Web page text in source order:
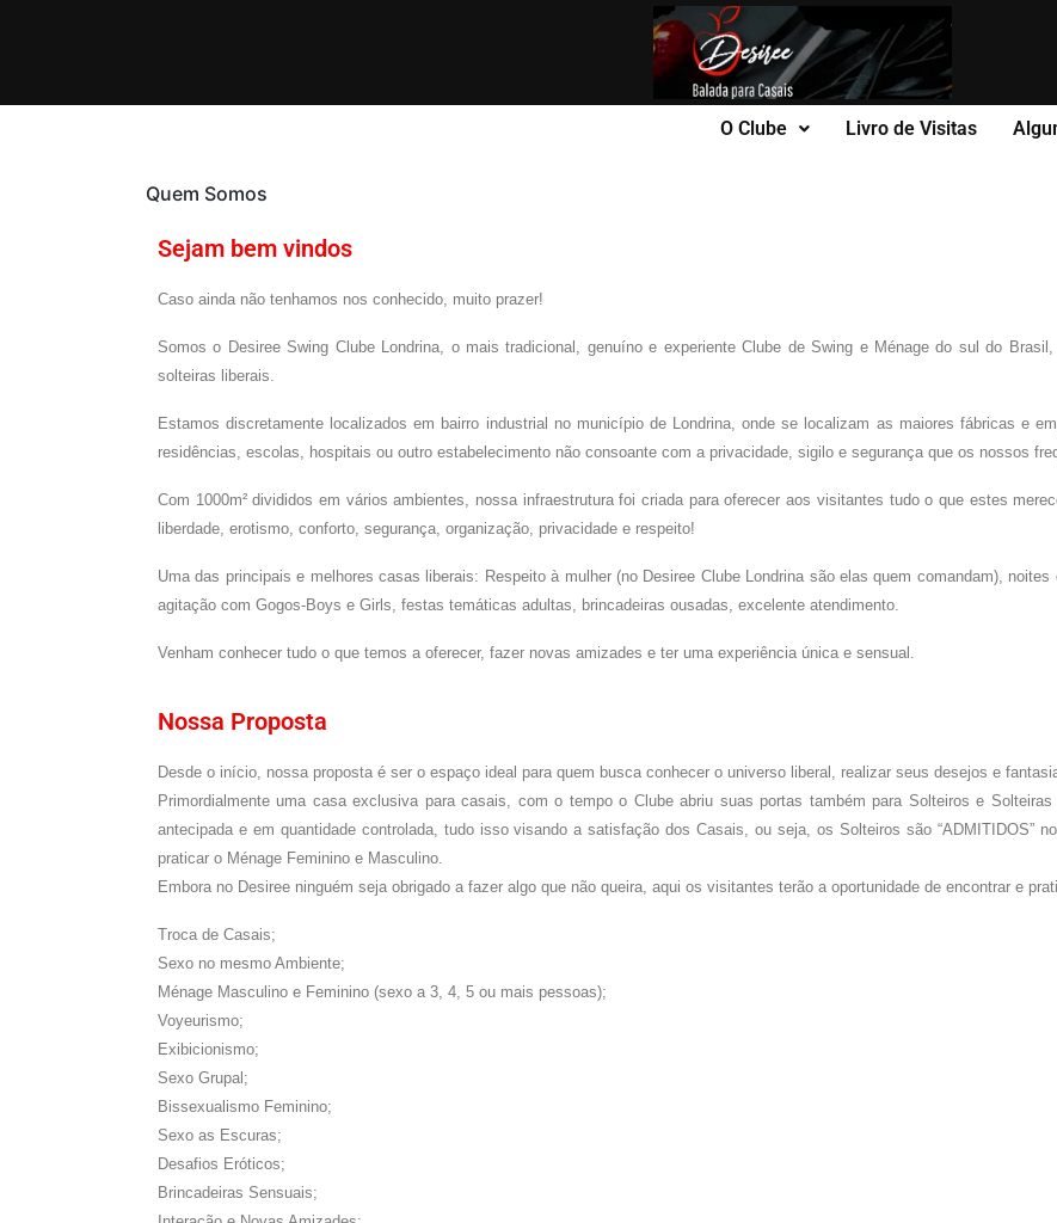
O Clube Livro de Visitas
Quem Somos
Sejam bem vindos
Caso ainda não tenhamos nos conhecido, muito prazer!
Somos o Desiree Swing Clube Londrina, o mais tradicional, genuíno e experiente Clube de Swing e Ménage do sul do
solteiras liberais.
Estamos discretamente localizados em bairro industrial no município de Londrina, onde se localizam as maiores fábricas e
residências, escolas, hospitais ou outro estabelecimento não consoante com a privacidade, sigilo e segurança que os nossos
Com 1000m² divididos em vários ambientes, nossa infraestrutura foi criada para oferecer aos visitantes tudo o que estes
liberdade, erotismo, conforto, segurança, organização, privacidade e respeito!
Uma das principais e melhores casas liberais: Respeito à mulher (no Desiree Clube Londrina são elas quem comandam),
agitação com Gogos-Boys e Girls, festas temáticas adultas, brincadeiras ousadas, excelente atendimento.
Venham conhecer tudo o que temos a oferecer, fazer novas amizades e ter uma experiência única e sensual.
Nossa Proposta
Desde o início, nossa proposta é ser o espaço ideal para quem busca conhecer o universo liberal, realizar seus desejos e
Primordialmente uma casa exclusiva para casais, com o tempo o Clube abriu suas portas também para Solteiros e
antecipada e em quantidade controlada, tudo isso visando a satisfação dos Casais, ou seja, os Solteiros são “ADMITIDOS”
praticar o Ménage Feminino e Masculino.
Embora no Desiree ninguém seja obrigado a fazer algo que não queira, aqui os visitantes terão a oportunidade de encontrar e
Troca de Casais;
Sexo no mesmo Ambiente;
Ménage Masculino e Feminino (sexo a 3, 4, 5 ou mais pessoas);
Voyeurismo;
Exibicionismo;
Sexo Grupal;
Bissexualismo Feminino;
Sexo as Escuras;
Desafios Eróticos;
Brincadeiras Sensuais;